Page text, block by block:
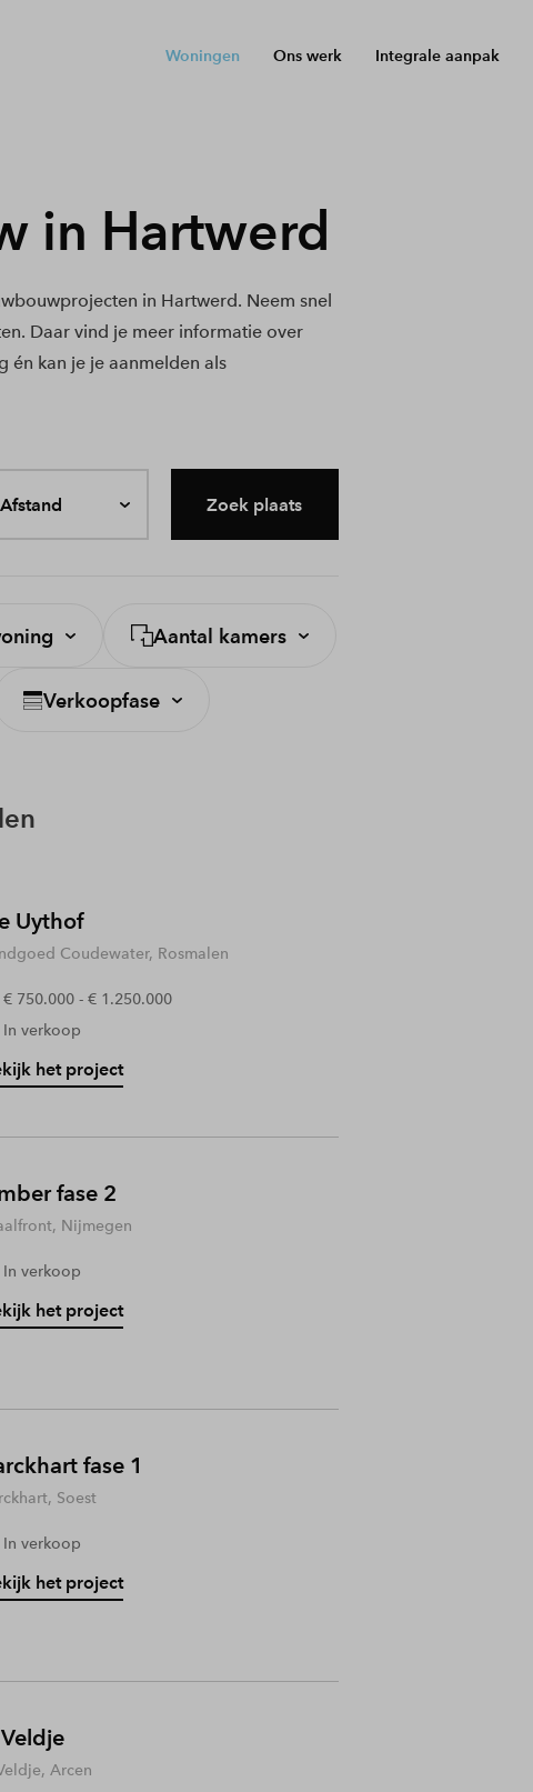
Woningen Ons werk Integrale aanpak
in Hartwerd
in Hartwerd. Neem snel
Daar vind je meer informatie over
én kan je je aanmelden als
Afstand Zoek plaats
Aantal kamers
Verkoopfase
Uythof
Coudewater, Rosmalen
€ 750.000 - € 1.250.000
In verkoop
het project
fase 2
Nijmegen
In verkoop
het project
fase 1
Soest
In verkoop
het project
Arcen